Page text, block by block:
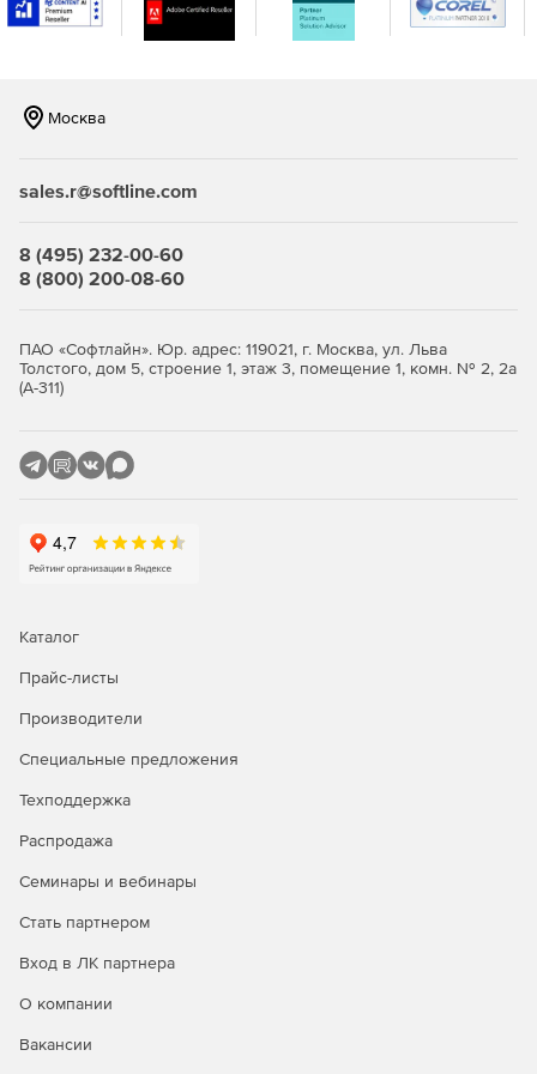
Многофункциональный аварийный носитель поможет
полностью решает проблему зависимости от
Защита данных и их целостность:
Тестовый запуск реплики виртуальной машины в
изолированной сети позволяет безопасно
симулировать процедуру аварийного восстановления.
Шифрование архивных данных при помощи 256-
битного алгоритма AES (Advanced Encryption Standard)
Непрерывная фоновая проверка дедуплицированных
блоков обеспечивает отличную защиту от возможной
Автоматический перенос архивных данных из
высокопроизводительных хранилищ первого порядка
серверы.
Удобный проводник архивных хранилищ поможет
как отдельных файлов из резервного образа, так и
целых машин.
Специальный режим восстановления почтовых
безопасность для уже существующих писем.
способ обработки данных на уровне файлов и блоков
обеспечивает баланс между хорошей
Москва
sales.r@softline.com
8 (495) 232-00-60
8 (800) 200-08-60
ПАО «Софтлайн». Юр. адрес: 119021, г. Москва, ул. Льва
Толстого, дом 5, строение 1, этаж 3, помещение 1, комн. № 2, 2а
(А-311)
Каталог
Прайс-листы
Производители
Специальные предложения
Техподдержка
Распродажа
Семинары и вебинары
Стать партнером
Вход в ЛК партнера
О компании
Вакансии